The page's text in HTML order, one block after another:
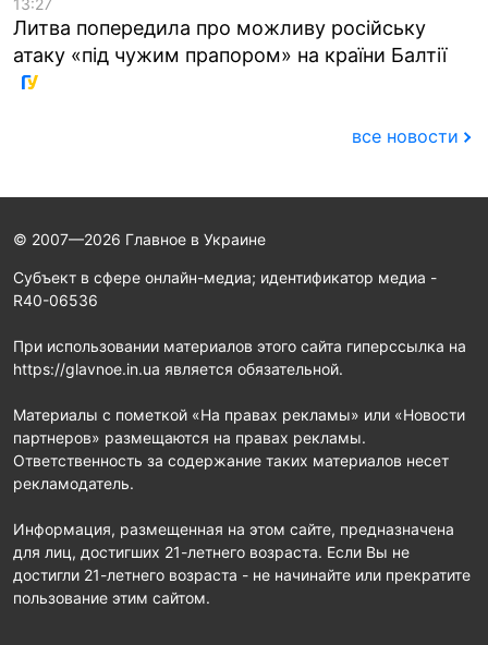
13:27
Литва попередила про можливу російську
атаку «під чужим прапором» на країни Балтії
все новости
© 2007—2026 Главное в Украине
Субъект в сфере онлайн-медиа; идентификатор медиа -
R40-06536
При использовании материалов этого сайта гиперссылка на
https://glavnoe.in.ua является обязательной.
Материалы с пометкой «На правах рекламы» или «Новости
партнеров» размещаются на правах рекламы.
Ответственность за содержание таких материалов несет
рекламодатель.
Информация, размещенная на этом сайте, предназначена
для лиц, достигших 21-летнего возраста. Если Вы не
достигли 21-летнего возраста - не начинайте или прекратите
пользование этим сайтом.